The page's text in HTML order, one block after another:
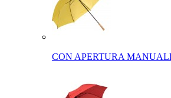
CON APERTURA